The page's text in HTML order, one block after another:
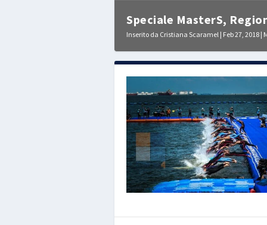
Speciale MasterS,
Inserito da Cristiana Scaramel | Feb 27, 2018 |